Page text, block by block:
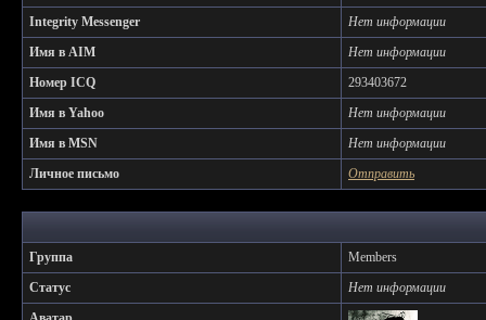
Integrity Messenger
Нет информации
Имя в AIM
Нет информации
Номер ICQ
293403672
Имя в Yahoo
Нет информации
Имя в MSN
Нет информации
Личное письмо
Отправить
Группа
Members
Статус
Нет информации